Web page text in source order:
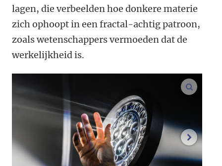
lagen, die verbeelden hoe donkere materie
zich ophoopt in een fractal-achtig patroon,
zoals wetenschappers vermoeden dat de
werkelijkheid is.